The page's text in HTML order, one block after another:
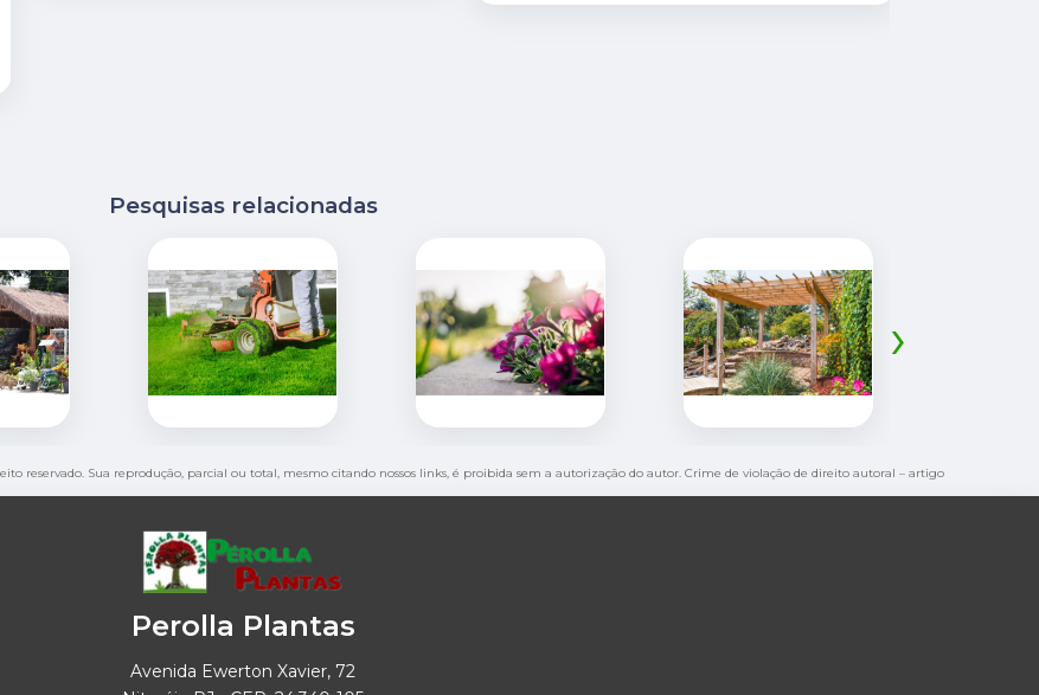
Pesquisas relacionadas
›
reservado. Sua reprodução, parcial ou total, mesmo citando nossos links, é proibida sem a autorização do autor. Crime de violação de direito autoral – artigo
Perolla Plantas
Avenida Ewerton Xavier, 72